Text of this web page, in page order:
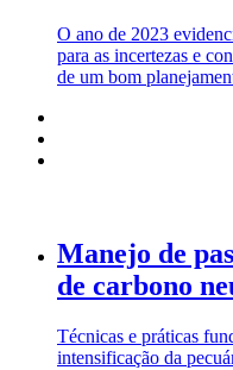
O ano de 2023
para as incertezas e
de um bom
Manejo de
de carbono
Técnicas e práticas
intensificação da